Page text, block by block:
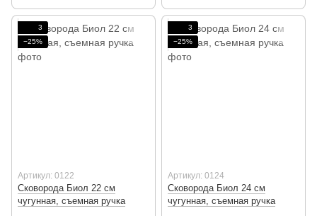
3
−25%
Артикул: 0122
Сковорода Биол 22 см
чугунная, съемная ручка
3
−25%
Артикул: 0124
Сковорода Биол 24 см
чугунная, съемная ручка